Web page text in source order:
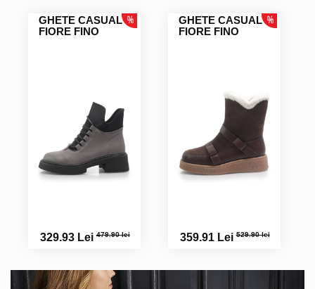
GHETE CASUAL
FIORE FINO
329.93 Lei479.90 lei
GHETE CASUAL
FIORE FINO
359.91 Lei529.90 lei